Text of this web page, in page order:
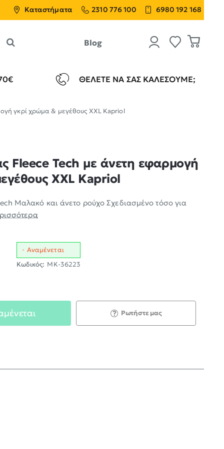
Καταστήματα 2310 776 100 6980 192 168
Blog
ΘΈΛΕΤΕ ΝΑ ΣΑΣ ΚΑΛΈΣΟΥΜΕ;
γκρί χρώμα & μεγέθους XXL Kapriol
Fleece Tech με άνετη εφαρμογή
XXL Kapriol
Μαλακό και άνετο ρούχο Σχεδιασμένο τόσο για
Αναμένεται
Κωδικός: MK-36223
Ρωτήστε μας